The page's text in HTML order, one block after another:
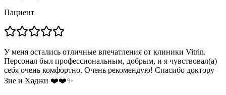
Пациент
У меня остались отличные впечатления от клиники Vitrin.
Персонал был профессиональным, добрым, и я чувствовал(а)
себя очень комфортно. Очень рекомендую! Спасибо доктору
Зие и Хаджи ❤️❤️✨